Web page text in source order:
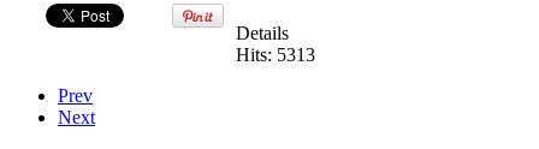
Details
Hits: 5313
Prev
Next